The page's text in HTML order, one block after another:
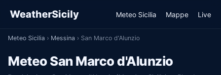
WeatherSicily Meteo Sicilia Mappe Live
Meteo Sicilia › Messina › San Marco d'Alunzio
Meteo San Marco d'Alunzio